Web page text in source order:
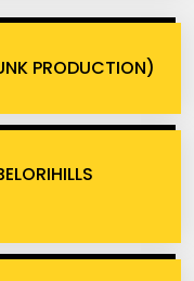
PRODUCTION)